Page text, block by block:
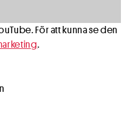
För att kunna se den
.